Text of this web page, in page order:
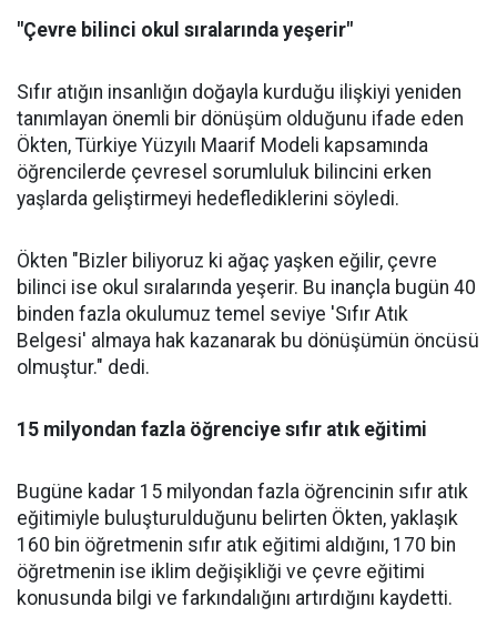
"Çevre bilinci okul sıralarında yeşerir"
Sıfır atığın insanlığın doğayla kurduğu ilişkiyi yeniden
tanımlayan önemli bir dönüşüm olduğunu ifade eden
Ökten, Türkiye Yüzyılı Maarif Modeli kapsamında
öğrencilerde çevresel sorumluluk bilincini erken
yaşlarda geliştirmeyi hedeflediklerini söyledi.
Ökten "Bizler biliyoruz ki ağaç yaşken eğilir, çevre
bilinci ise okul sıralarında yeşerir. Bu inançla bugün 40
binden fazla okulumuz temel seviye 'Sıfır Atık
Belgesi' almaya hak kazanarak bu dönüşümün öncüsü
olmuştur." dedi.
15 milyondan fazla öğrenciye sıfır atık eğitimi
Bugüne kadar 15 milyondan fazla öğrencinin sıfır atık
eğitimiyle buluşturulduğunu belirten Ökten, yaklaşık
160 bin öğretmenin sıfır atık eğitimi aldığını, 170 bin
öğretmenin ise iklim değişikliği ve çevre eğitimi
konusunda bilgi ve farkındalığını artırdığını kaydetti.